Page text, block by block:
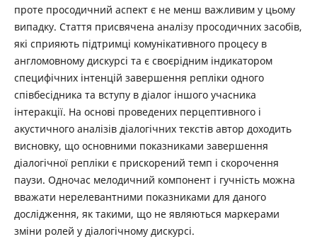
проте просодичний аспект є не менш важливим у цьому
випадку. Стаття присвячена аналізу просодичних засобів,
які сприяють підтримці комунікативного процесу в
англомовному дискурсі та є своєрідним індикатором
специфічних інтенцій завершення репліки одного
співбесідника та вступу в діалог іншого учасника
інтеракції. На основі проведених перцептивного і
акустичного аналізів діалогічних текстів автор доходить
висновку, що основними показниками завершення
діалогічної репліки є прискорений темп і скорочення
паузи. Одночас мелодичний компонент і гучність можна
вважати нерелевантними показниками для даного
дослідження, як такими, що не являються маркерами
зміни ролей у діалогічному дискурсі.